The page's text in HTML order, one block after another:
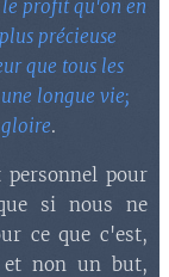
profit qu'on en
précieuse
que tous les
longue vie;
gloire.
pour
si nous ne
ce que c'est,
et non un but,